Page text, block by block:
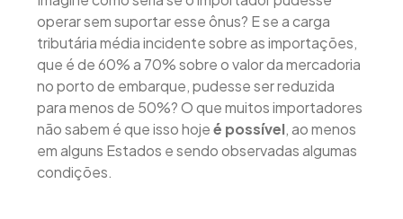
operar sem suportar esse ônus? E se a carga
tributária média incidente sobre as importações,
que é de 60% a 70% sobre o valor da mercadoria
no porto de embarque, pudesse ser reduzida
para menos de 50%? O que muitos importadores
não sabem é que isso hojeé possível, ao menos
em alguns Estados e sendo observadas algumas
condições.